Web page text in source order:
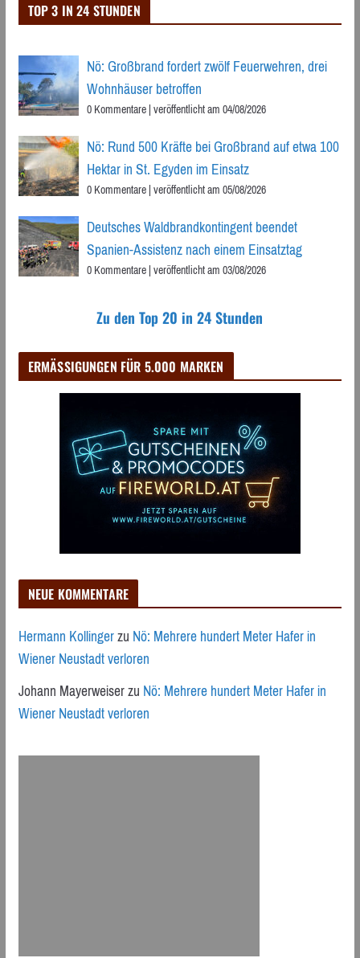
TOP 3 IN 24 STUNDEN
Nö: Großbrand fordert zwölf Feuerwehren, drei
Wohnhäuser betroffen
0 Kommentare|veröffentlicht am 04/08/2026
Nö: Rund 500 Kräfte bei Großbrand auf etwa 100
Hektar in St. Egyden im Einsatz
0 Kommentare|veröffentlicht am 05/08/2026
Deutsches Waldbrandkontingent beendet
Spanien-Assistenz nach einem Einsatztag
0 Kommentare|veröffentlicht am 03/08/2026
Zu den Top 20 in 24 Stunden
ERMÄSSIGUNGEN FÜR 5.000 MARKEN
NEUE KOMMENTARE
Hermann KollingerzuNö: Mehrere hundert Meter Hafer in
Wiener Neustadt verloren
Johann MayerweiserzuNö: Mehrere hundert Meter Hafer in
Wiener Neustadt verloren